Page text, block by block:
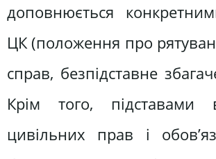
доповнюється
ЦК (положення про
справ, безпідставне
Крім того, підставами
цивільних прав і